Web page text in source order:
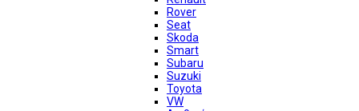
Rover
Seat
Skoda
Smart
Subaru
Suzuki
Toyota
VW